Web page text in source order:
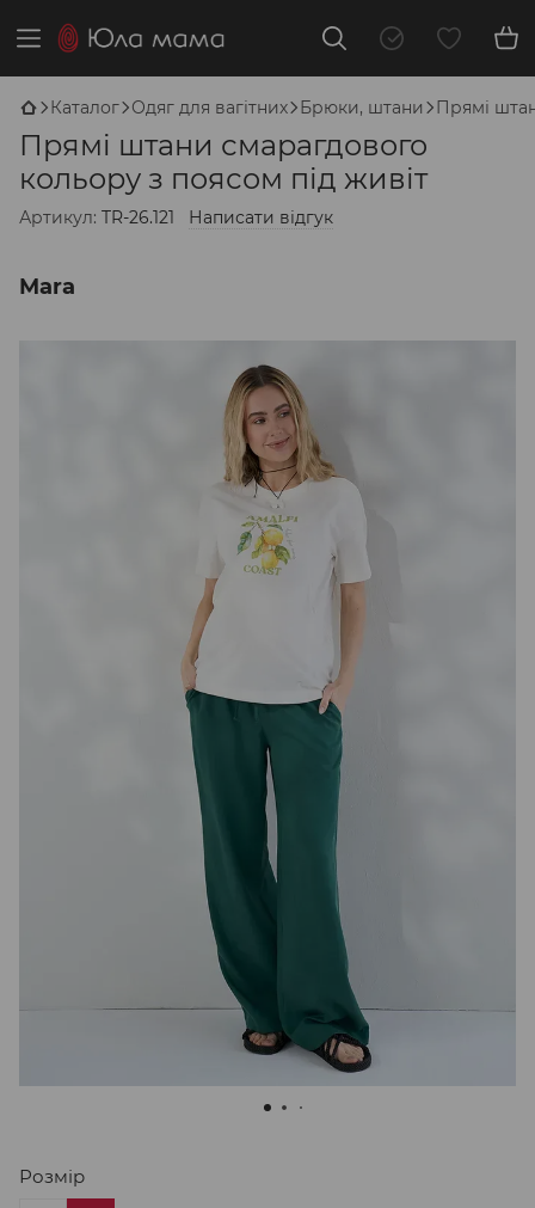
Каталог Одяг для вагітних Брюки, штани Прямі
Прямі штани смарагдового
кольору з поясом під живіт
Артикул: TR-26.121 Написати відгук
Mara
Розмір